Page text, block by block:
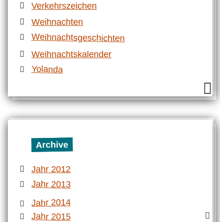
Verkehrszeichen
Weihnachten
Weihnachtsgeschichten
Weihnachtskalender
Yolanda
Archive
Jahr 2012
Jahr 2013
Jahr 2014
Jahr 2015